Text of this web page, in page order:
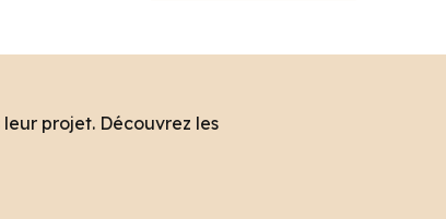
projet. Découvrez les